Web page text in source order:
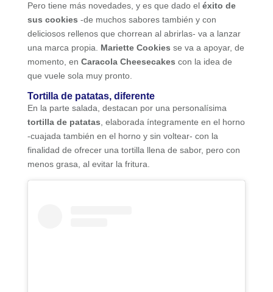
Pero tiene más novedades, y es que dado el éxito de
sus cookies -de muchos sabores también y con
deliciosos rellenos que chorrean al abrirlas- va a lanzar
una marca propia. Mariette Cookies se va a apoyar, de
momento, en Caracola Cheesecakes con la idea de
que vuele sola muy pronto.
Tortilla de patatas, diferente
En la parte salada, destacan por una personalísima
tortilla de patatas, elaborada íntegramente en el horno
-cuajada también en el horno y sin voltear- con la
finalidad de ofrecer una tortilla llena de sabor, pero con
menos grasa, al evitar la fritura.